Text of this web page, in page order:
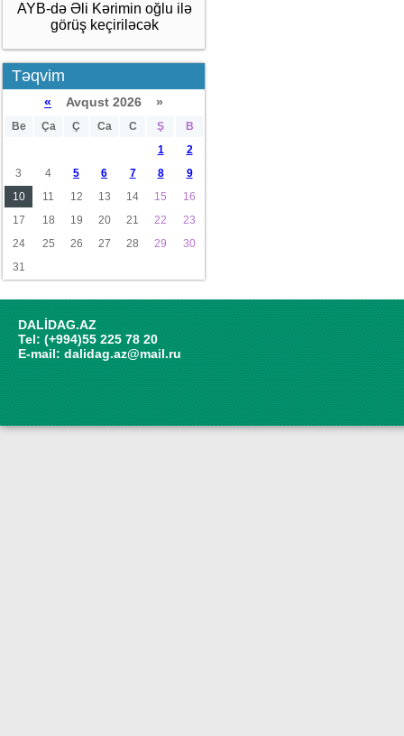
AYB-də Əli Kərimin oğlu ilə
görüş keçiriləcək
Təqvim
« Avqust 2026 »
Be Ça Ç Ca C Ş
B
1
2
3
4 5 6 7 8
9
10
11 12 13 14 15
16
17
18 19 20 21 22
23
24
25 26 27 28 29
30
31
DALİDAG.AZ
Tel: (+994)55 225 78 20
E-mail: dalidag.az@mail.ru